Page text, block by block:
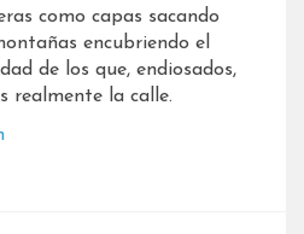
como capas sacando
encubriendo el
de los que, endiosados,
realmente la calle.